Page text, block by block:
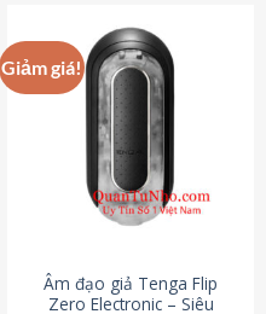
Giảm giá!
Âm đạo giả Tenga Flip
Zero Electronic – Siêu